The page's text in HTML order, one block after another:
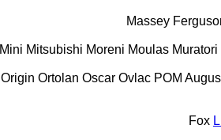
Massey
Mini Mitsubishi Moreni Moulas Muratori
Origin Ortolan Oscar Ovlac POM
Fox